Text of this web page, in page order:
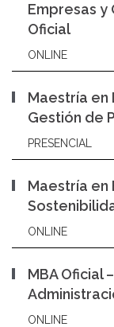
Empresas y
Oficial
ONLINE
Maestría en
Gestión de
PRESENCIAL
Maestría en
ONLINE
MBA Oficial
ONLINE